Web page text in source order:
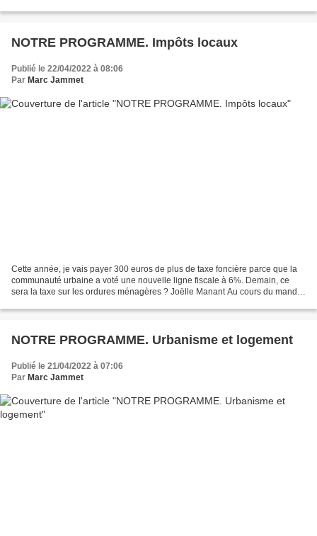
NOTRE PROGRAMME. Impôts locaux
Publié le 22/04/2022 à 08:06
Par Marc Jammet
Cette année, je vais payer 300 euros de plus de taxe foncière parce que la
communauté urbaine a voté une nouvelle ligne fiscale à 6%. Demain, ce
sera la taxe sur les ordures ménagères ? Joëlle Manant Au cours du mandat
NOTRE PROGRAMME. Urbanisme et logement
Publié le 21/04/2022 à 07:06
Par Marc Jammet